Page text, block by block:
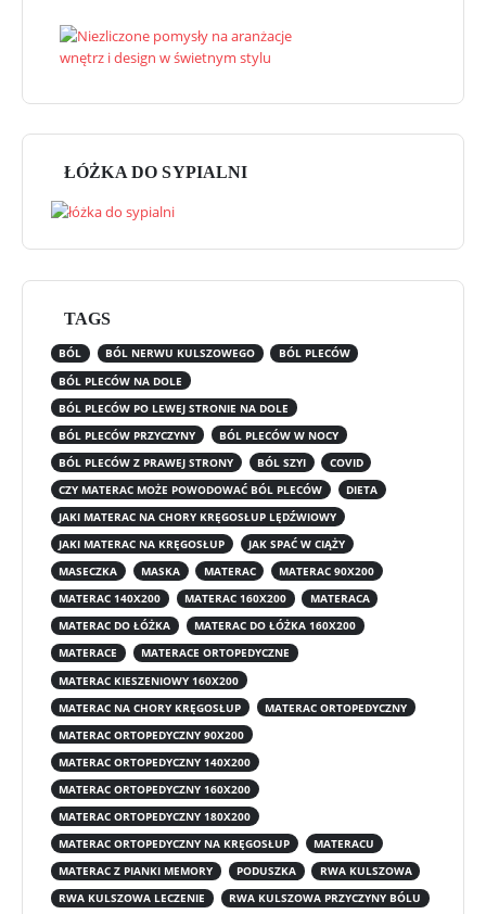
ŁÓŻKA DO SYPIALNI
TAGS
BÓL BÓL NERWU KULSZOWEGO
BÓL PLECÓW
BÓL PLECÓW NA DOLE
BÓL PLECÓW PO LEWEJ STRONIE NA DOLE
BÓL PLECÓW PRZYCZYNY
BÓL PLECÓW W NOCY
BÓL PLECÓW Z PRAWEJ STRONY
BÓL SZYI
COVID
CZY MATERAC MOŻE POWODOWAĆ BÓL PLECÓW
DIETA
JAKI MATERAC NA CHORY KRĘGOSŁUP LĘDŹWIOWY
JAKI MATERAC NA KRĘGOSŁUP
JAK SPAĆ W CIĄŻY
MASECZKA
MASKA MATERAC
MATERAC 90X200
MATERAC 140X200
MATERAC 160X200
MATERACA
MATERAC DO ŁÓŻKA
MATERAC DO ŁÓŻKA 160X200
MATERACE
MATERACE ORTOPEDYCZNE
MATERAC KIESZENIOWY 160X200
MATERAC NA CHORY KRĘGOSŁUP
MATERAC ORTOPEDYCZNY
MATERAC ORTOPEDYCZNY 90X200
MATERAC ORTOPEDYCZNY 140X200
MATERAC ORTOPEDYCZNY 160X200
MATERAC ORTOPEDYCZNY 180X200
MATERAC ORTOPEDYCZNY NA KRĘGOSŁUP
MATERACU
MATERAC Z PIANKI MEMORY
PODUSZKA
RWA KULSZOWA
RWA KULSZOWA LECZENIE
RWA KULSZOWA PRZYCZYNY BÓLU